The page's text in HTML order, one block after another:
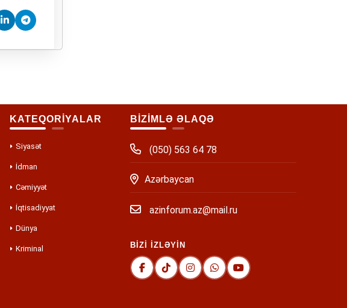
KATEQORİYALAR
Siyasət
İdman
Cəmiyyət
İqtisadiyyat
Dünya
Kriminal
BİZİMLƏ ƏLAQƏ
(050) 563 64 78
Azərbaycan
azinforum.az@mail.ru
BİZİ İZLƏYİN